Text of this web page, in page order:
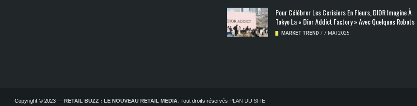
Pour Célébrer Les Cerisiers En Fleurs, DIOR Imagine À
Tokyo La « Dior Addict Factory » Avec Quelques Robots
MARKET TREND / 7 MAI 2025
Copyright © 2023 — RETAIL BUZZ : LE NOUVEAU RETAIL MEDIA. Tout droits réservés PLAN DU SITE